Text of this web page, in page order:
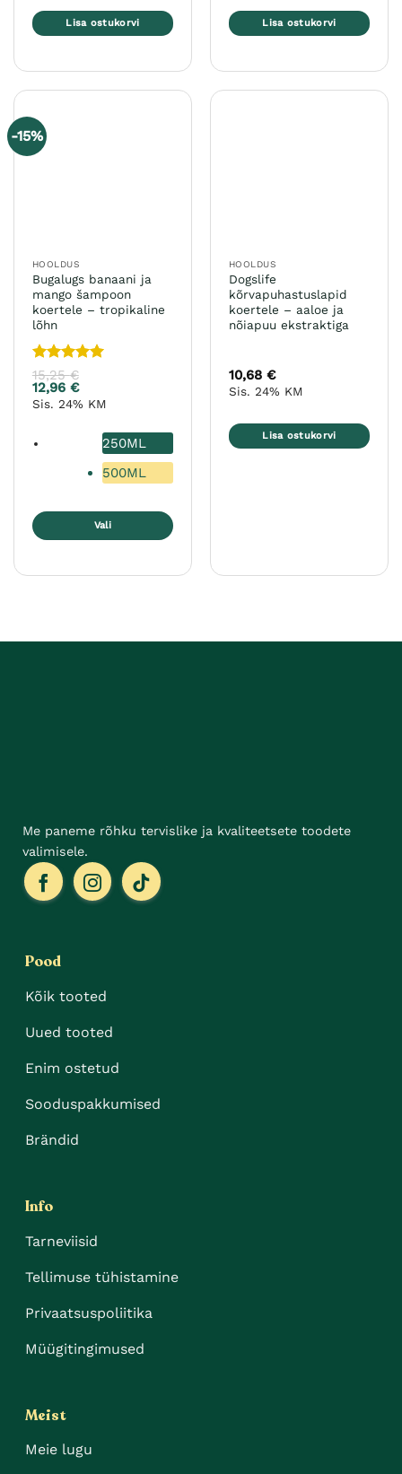
Lisa ostukorvi Lisa ostukorvi
-15%
HOOLDUS
Bugalugs banaani ja
mango šampoon
koertele – tropikaline
lõhn
Hinnanguga
5/ 5
15,25€
12,96 €
Sis. 24% KM
250ML
500ML
Vali
Valikuid
HOOLDUS
Dogslife
kõrvapuhastuslapid
koertele – aaloe ja
nõiapuu ekstraktiga
10,68 €
Sis. 24% KM
Lisa ostukorvi
Me paneme rõhku tervislike ja kvaliteetsete toodete
valimisele.
Pood
Kõik tooted
Uued tooted
Enim ostetud
Sooduspakkumised
Brändid
Info
Tarneviisid
Tellimuse tühistamine
Privaatsuspoliitika
Müügitingimused
Meist
Meie lugu